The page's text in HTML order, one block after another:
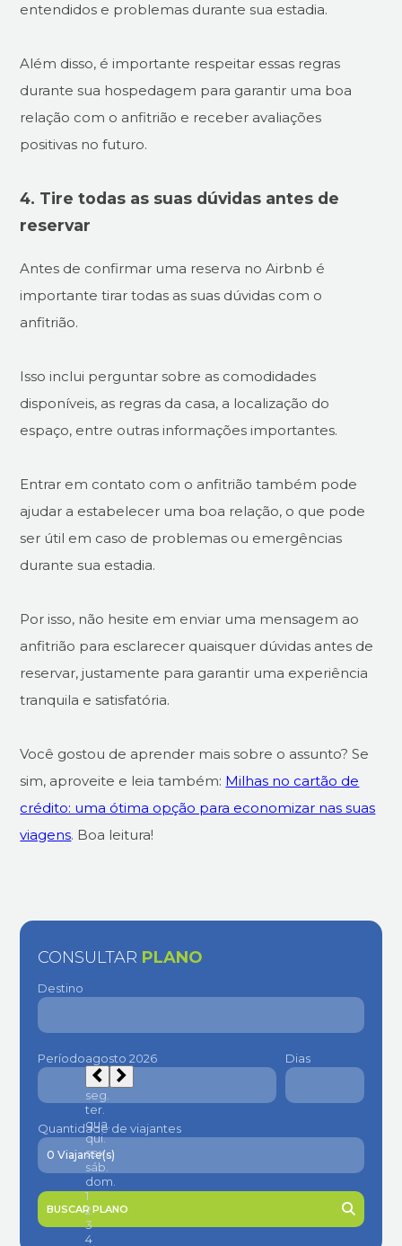
entendidos e problemas durante sua estadia.
Além disso, é importante respeitar essas regras
durante sua hospedagem para garantir uma boa
relação com o anfitrião e receber avaliações
positivas no futuro.
4. Tire todas as suas dúvidas antes de
reservar
Antes de confirmar uma reserva no Airbnb é
importante tirar todas as suas dúvidas com o
anfitrião.
Isso inclui perguntar sobre as comodidades
disponíveis, as regras da casa, a localização do
espaço, entre outras informações importantes.
Entrar em contato com o anfitrião também pode
ajudar a estabelecer uma boa relação, o que pode
ser útil em caso de problemas ou emergências
durante sua estadia.
Por isso, não hesite em enviar uma mensagem ao
anfitrião para esclarecer quaisquer dúvidas antes de
reservar, justamente para garantir uma experiência
tranquila e satisfatória.
Você gostou de aprender mais sobre o assunto? Se
sim, aproveite e leia também: Milhas no cartão de
crédito: uma ótima opção para economizar nas suas
viagens. Boa leitura!
CONSULTAR PLANO
Destino
Período Dias
Quantidade de viajantes
BUSCAR PLANO